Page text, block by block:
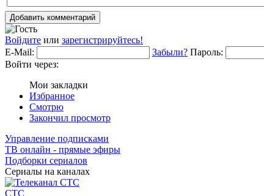
Добавить комментарий
Войдите или зарегистрируйтесь!
E-Mail:
Забыли? Пароль:
Войти через:
Мои закладки
Избранное
Смотрю
Закончил просмотр
Управление подписками
ТВ онлайн - прямые эфиры
Подборки сериалов
Сериалы на каналах
СТС